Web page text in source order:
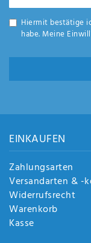
ich die
Daten­
schutz­
gelesen
e
sen
n
Hiermit bestätige
habe. Meine
EINKAUFEN
Zahlungsarten
Versandarten & -
Widerrufsrecht
Warenkorb
Kasse